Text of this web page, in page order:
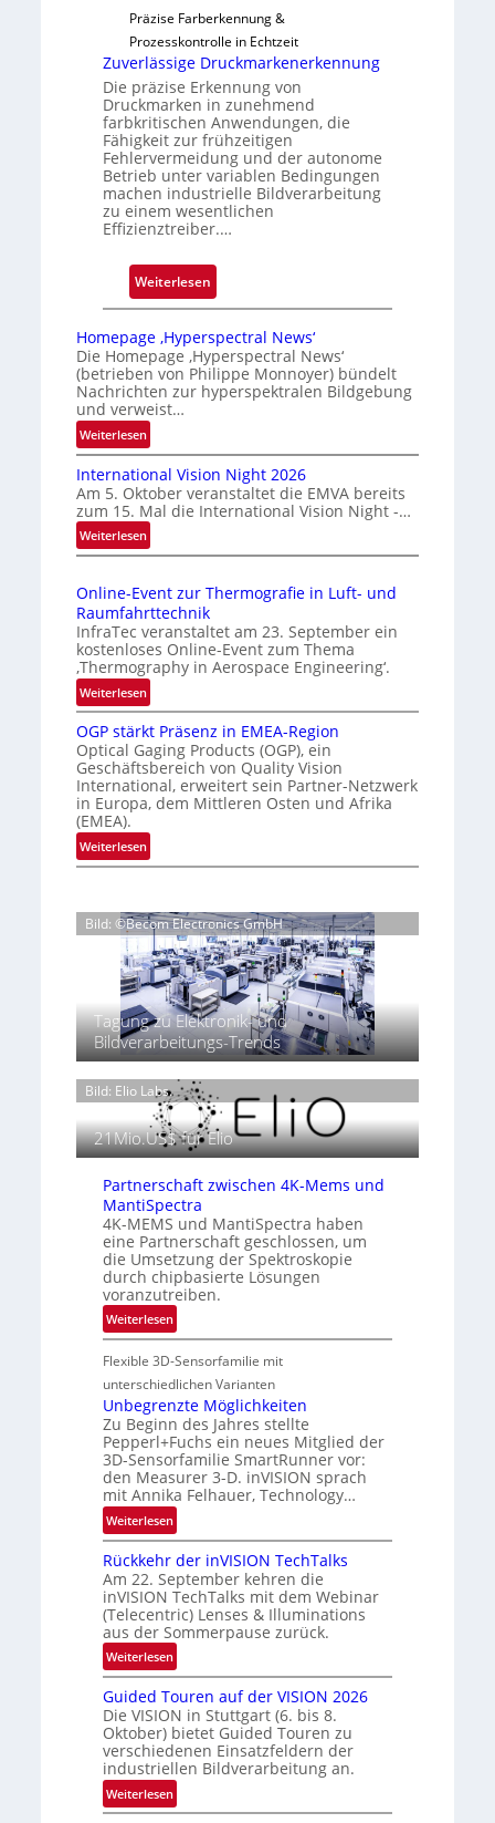
l
o
t
i
g
u
n
g
a
u
s
Präzise Farberkennung &
Prozesskontrolle in Echtzeit
Zuverlässige Druckmarkenerkennung
Die präzise Erkennung von
Druckmarken in zunehmend
farbkritischen Anwendungen, die
Fähigkeit zur frühzeitigen
Fehlervermeidung und der autonome
Betrieb unter variablen Bedingungen
machen industrielle Bildverarbeitung
zu einem wesentlichen
Effizienztreiber.…
Weiterlesen
Z
v
e
r
s
i
e
D
u
c
k
r
k
e
n
r
e
n
n
u
n
g
Homepage ‚Hyperspectral News‘
Die Homepage ‚Hyperspectral News‘
(betrieben von Philippe Monnoyer) bündelt
Nachrichten zur hyperspektralen Bildgebung
und verweist…
Weiterlesen:
H
o
m
e
p
a
e
‚
H
y
p
e
r
s
p
e
c
t
r
N
e
w
s
International Vision Night 2026
Am 5. Oktober veranstaltet die EMVA bereits
zum 15. Mal die International Vision Night -…
Weiterlesen:
I
t
e
r
n
a
t
o
n
a
l
V
i
s
o
n
N
h
t
2
0
2
6
Online-Event zur Thermografie in Luft- und
Raumfahrttechnik
InfraTec veranstaltet am 23. September ein
kostenloses Online-Event zum Thema
‚Thermography in Aerospace Engineering‘.
Weiterlesen:
O
n
l
i
n
-
E
n
z
u
r
T
h
r
m
o
g
a
f
i
e
n
L
u
f
t
-
u
n
d
R
a
u
m
f
a
h
r
t
t
e
c
h
n
i
k
OGP stärkt Präsenz in EMEA-Region
Optical Gaging Products (OGP), ein
Geschäftsbereich von Quality Vision
International, erweitert sein Partner-Netzwerk
in Europa, dem Mittleren Osten und Afrika
(EMEA).
Weiterlesen:
O
s
t
ä
r
k
t
r
ä
e
n
z
i
n
E
M
E
A
-
e
g
i
o
n
Bild: ©Becom Electronics GmbH
Tagung zu Elektronik- und
Bildverarbeitungs-Trends
Bild: Elio Labs.
21Mio.US$ für Elio
Partnerschaft zwischen 4K-Mems und
MantiSpectra
4K-MEMS und MantiSpectra haben
eine Partnerschaft geschlossen, um
die Umsetzung der Spektroskopie
durch chipbasierte Lösungen
voranzutreiben.
Weiterlesen:
P
a
r
t
n
e
r
s
c
h
f
t
z
w
i
s
c
h
e
n
4
K
Flexible 3D-Sensorfamilie mit
unterschiedlichen Varianten
Unbegrenzte Möglichkeiten
Zu Beginn des Jahres stellte
Pepperl+Fuchs ein neues Mitglied der
3D-Sensorfamilie SmartRunner vor:
den Measurer 3-D. inVISION sprach
mit Annika Felhauer, Technology…
Weiterlesen:
U
n
b
e
g
r
e
z
t
e
M
ö
g
Rückkehr der inVISION TechTalks
Am 22. September kehren die
inVISION TechTalks mit dem Webinar
(Telecentric) Lenses & Illuminations
aus der Sommerpause zurück.
Weiterlesen:
R
ü
c
k
k
e
h
Guided Touren auf der VISION 2026
Die VISION in Stuttgart (6. bis 8.
Oktober) bietet Guided Touren zu
verschiedenen Einsatzfeldern der
industriellen Bildverarbeitung an.
Weiterlesen:
G